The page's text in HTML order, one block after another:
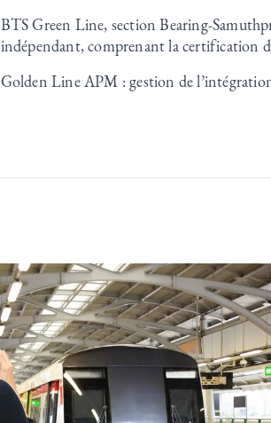
BTS Green Line, section Bearing-
indépendant, comprenant la certification
Golden Line APM : gestion de